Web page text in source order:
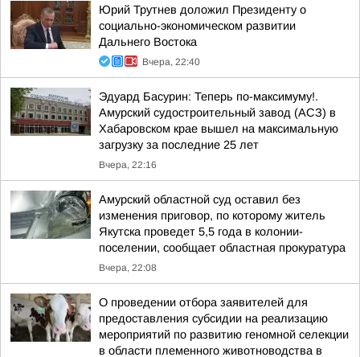
Юрий Трутнев доложил Президенту о
социально-экономическом развитии
Дальнего Востока
Вчера, 22:40
Эдуард Басурин: Теперь по-максимуму!.
Амурский судостроительный завод (АСЗ) в
Хабаровском крае вышел на максимальную
загрузку за последние 25 лет
Вчера, 22:16
Амурский областной суд оставил без
изменения приговор, по которому житель
Якутска проведет 5,5 года в колонии-
поселении, сообщает областная прокуратура
Вчера, 22:08
О проведении отбора заявителей для
предоставления субсидии на реализацию
мероприятий по развитию геномной селекции
в области племенного животноводства в